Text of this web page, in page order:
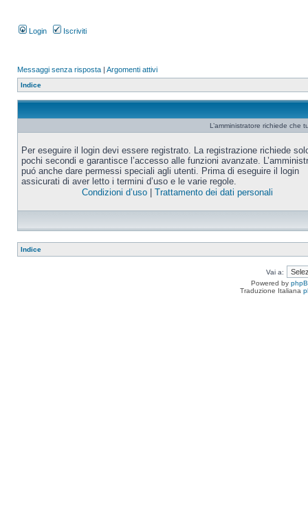
Login Iscriviti
Messaggi senza risposta | Argomenti attivi
Indice
L’amministratore richiede che
Per eseguire il login devi essere registrato. La registrazione richiede
pochi secondi e garantisce l’accesso alle funzioni avanzate.
puó anche dare permessi speciali agli utenti. Prima di eseguire il login
assicurati di aver letto i termini d’uso e le varie regole.
Condizioni d’uso| Trattamento dei dati personali
Indice
Vai a:
Powered by
Traduzione Italiana